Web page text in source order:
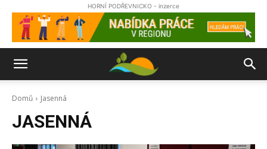
HORNÍ PODŘEVNICKO - inzerce
Domů Jasenná
JASENNÁ